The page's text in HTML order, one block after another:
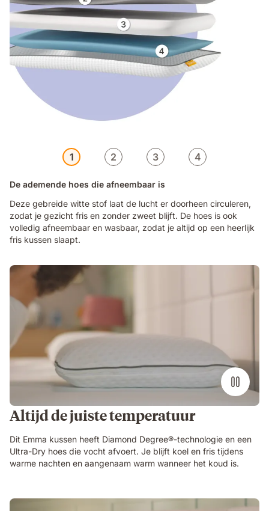
1 2 3 4
De ademende hoes die afneembaar is
Deze gebreide witte stof laat de lucht er doorheen circuleren,
zodat je gezicht fris en zonder zweet blijft. De hoes is ook
volledig afneembaar en wasbaar, zodat je altijd op een heerlijk
fris kussen slaapt.
Customizable_Cooling_Foam_Pillow
1
Altijd de juiste temperatuur
Dit Emma kussen heeft Diamond Degree®-technologie en een
Ultra-Dry hoes die vocht afvoert. Je blijft koel en fris tijdens
warme nachten en aangenaam warm wanneer het koud is.
Customizable_Cooling_Foam_Pillow